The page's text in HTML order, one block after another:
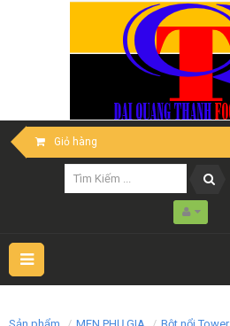
Giỏ hàng
Toggle
navigation